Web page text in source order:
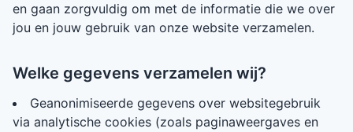
en gaan zorgvuldig om met de informatie die we over
jou en jouw gebruik van onze website verzamelen.
Welke gegevens verzamelen wij?
Geanonimiseerde gegevens over websitegebruik
via analytische cookies (zoals paginaweergaves en